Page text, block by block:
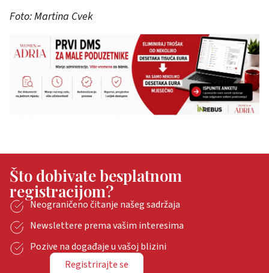
Foto: Martina Cvek
Što dobivate besplatnom
registracijom?
Neograničeno čitanje našeg sadržaja
Newslettere prema vašim interesima
Pozive na događaje u vašoj blizini
Registrirajte se